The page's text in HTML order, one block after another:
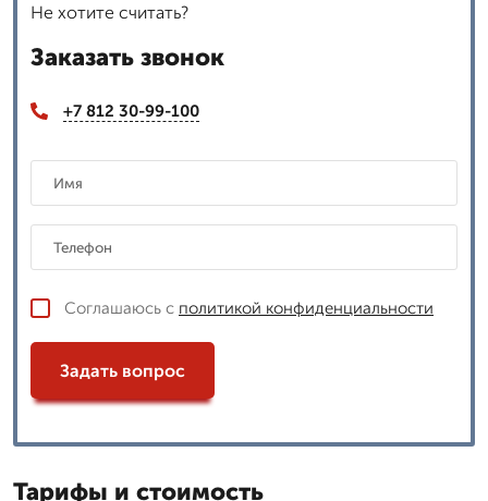
Не хотите считать?
Заказать звонок
+7 812 30-99-100
Соглашаюсь с политикой конфиденциальности
Задать вопрос
Тарифы и стоимость